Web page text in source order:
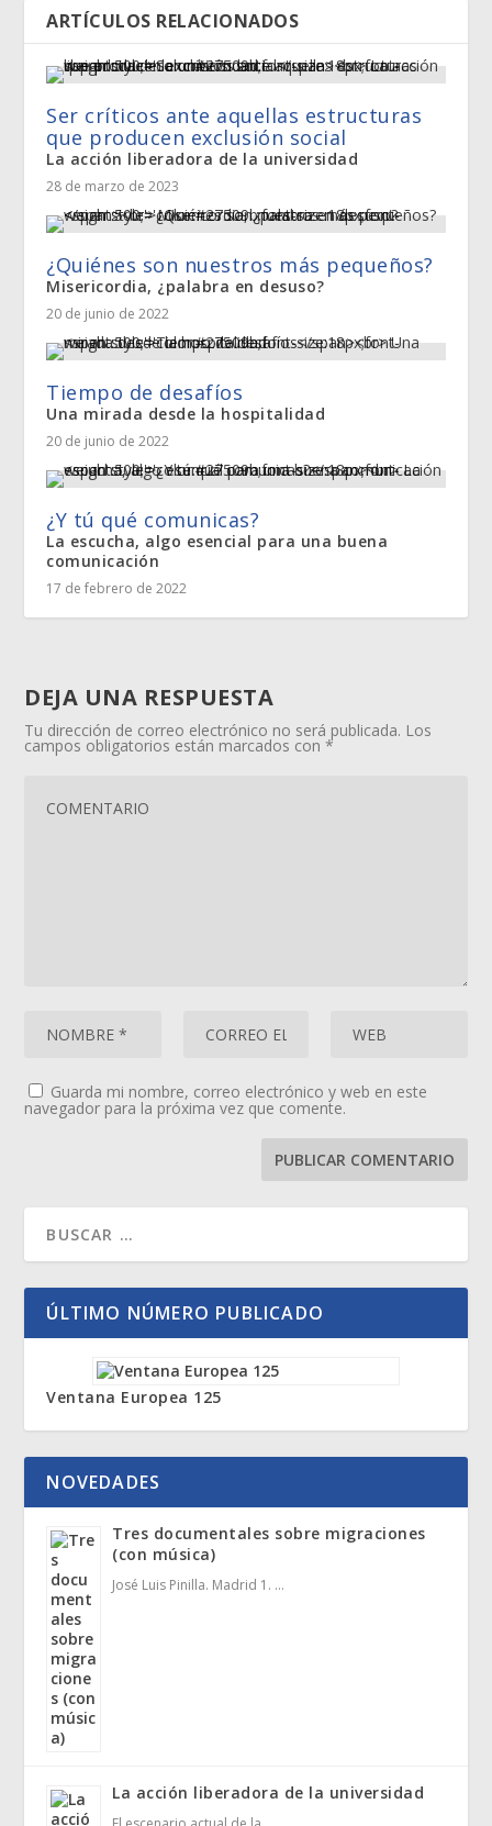
ARTÍCULOS RELACIONADOS
Ser críticos ante aquellas estructuras
que producen exclusión social
La acción liberadora de la universidad
28 de marzo de 2023
¿Quiénes son nuestros más pequeños?
Misericordia, ¿palabra en desuso?
20 de junio de 2022
Tiempo de desafíos
Una mirada desde la hospitalidad
20 de junio de 2022
¿Y tú qué comunicas?
La escucha, algo esencial para una buena
comunicación
17 de febrero de 2022
DEJA UNA RESPUESTA
Tu dirección de correo electrónico no será publicada. Los
campos obligatorios están marcados con*
Guarda mi nombre, correo electrónico y web en este
navegador para la próxima vez que comente.
ÚLTIMO NÚMERO PUBLICADO
Ventana Europea 125
NOVEDADES
Tres documentales sobre migraciones
(con música)
José Luis Pinilla. Madrid 1. …
La acción liberadora de la universidad